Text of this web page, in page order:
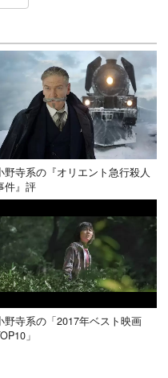
野寺系の『オリエント急行殺人
件』評
野寺系の「2017年ベスト映画
」